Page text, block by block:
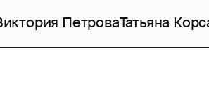
ПетроваТатьяна